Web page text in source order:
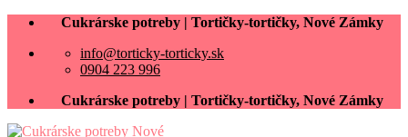
Skip
content
Cukrárske potreby | Tortičky-tortičky, Nové Zámky
info@torticky-torticky.sk
0904 223 996
Cukrárske potreby | Tortičky-tortičky, Nové Zámky